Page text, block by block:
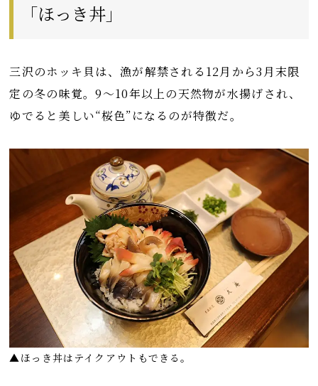
「ほっき丼」
三沢のホッキ貝は、漁が解禁される12月から3月末限
定の冬の味覚。9～10年以上の天然物が水揚げされ、
ゆでると美しい“桜色”になるのが特徴だ。
▲ほっき丼はテイクアウトもできる。